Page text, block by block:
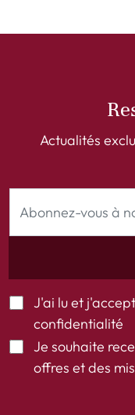
Actualités
J'ai lu et
confidentialité
Je souhaite
offres et des